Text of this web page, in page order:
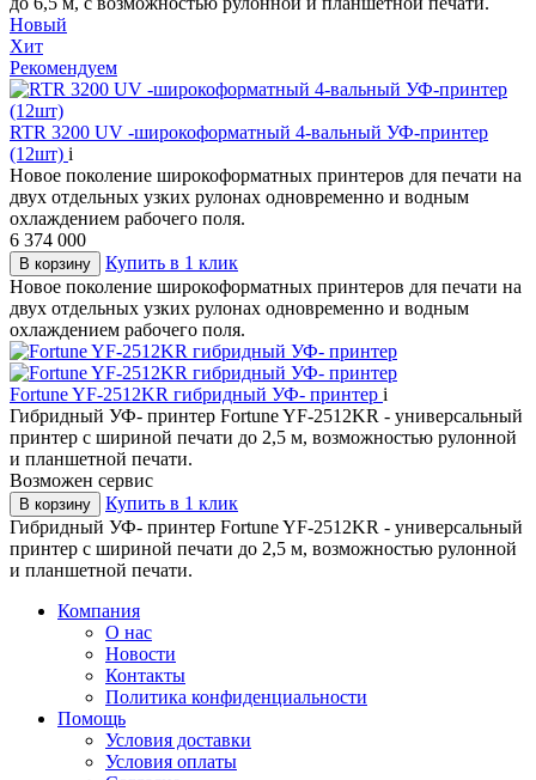
Новый
Хит
Рекомендуем
RTR 3200 UV -широкоформатный 4-вальный УФ-принтер
(12шт) i
Новое поколение широкоформатных принтеров для печати на
двух отдельных узких рулонах одновременно и водным
охлаждением рабочего поля.
6 374 000
В корзину
Купить в 1 клик
Новое поколение широкоформатных принтеров для печати на
двух отдельных узких рулонах одновременно и водным
охлаждением рабочего поля.
Fortune YF-2512KR гибридный УФ- принтер i
Гибридный УФ- принтер Fortune YF-2512KR - универсальный
принтер с шириной печати до 2,5 м, возможностью рулонной
и планшетной печати.
Возможен сервис
В корзину
Купить в 1 клик
Гибридный УФ- принтер Fortune YF-2512KR - универсальный
принтер с шириной печати до 2,5 м, возможностью рулонной
и планшетной печати.
Компания
О нас
Новости
Контакты
Политика конфиденциальности
Помощь
Условия доставки
Условия оплаты